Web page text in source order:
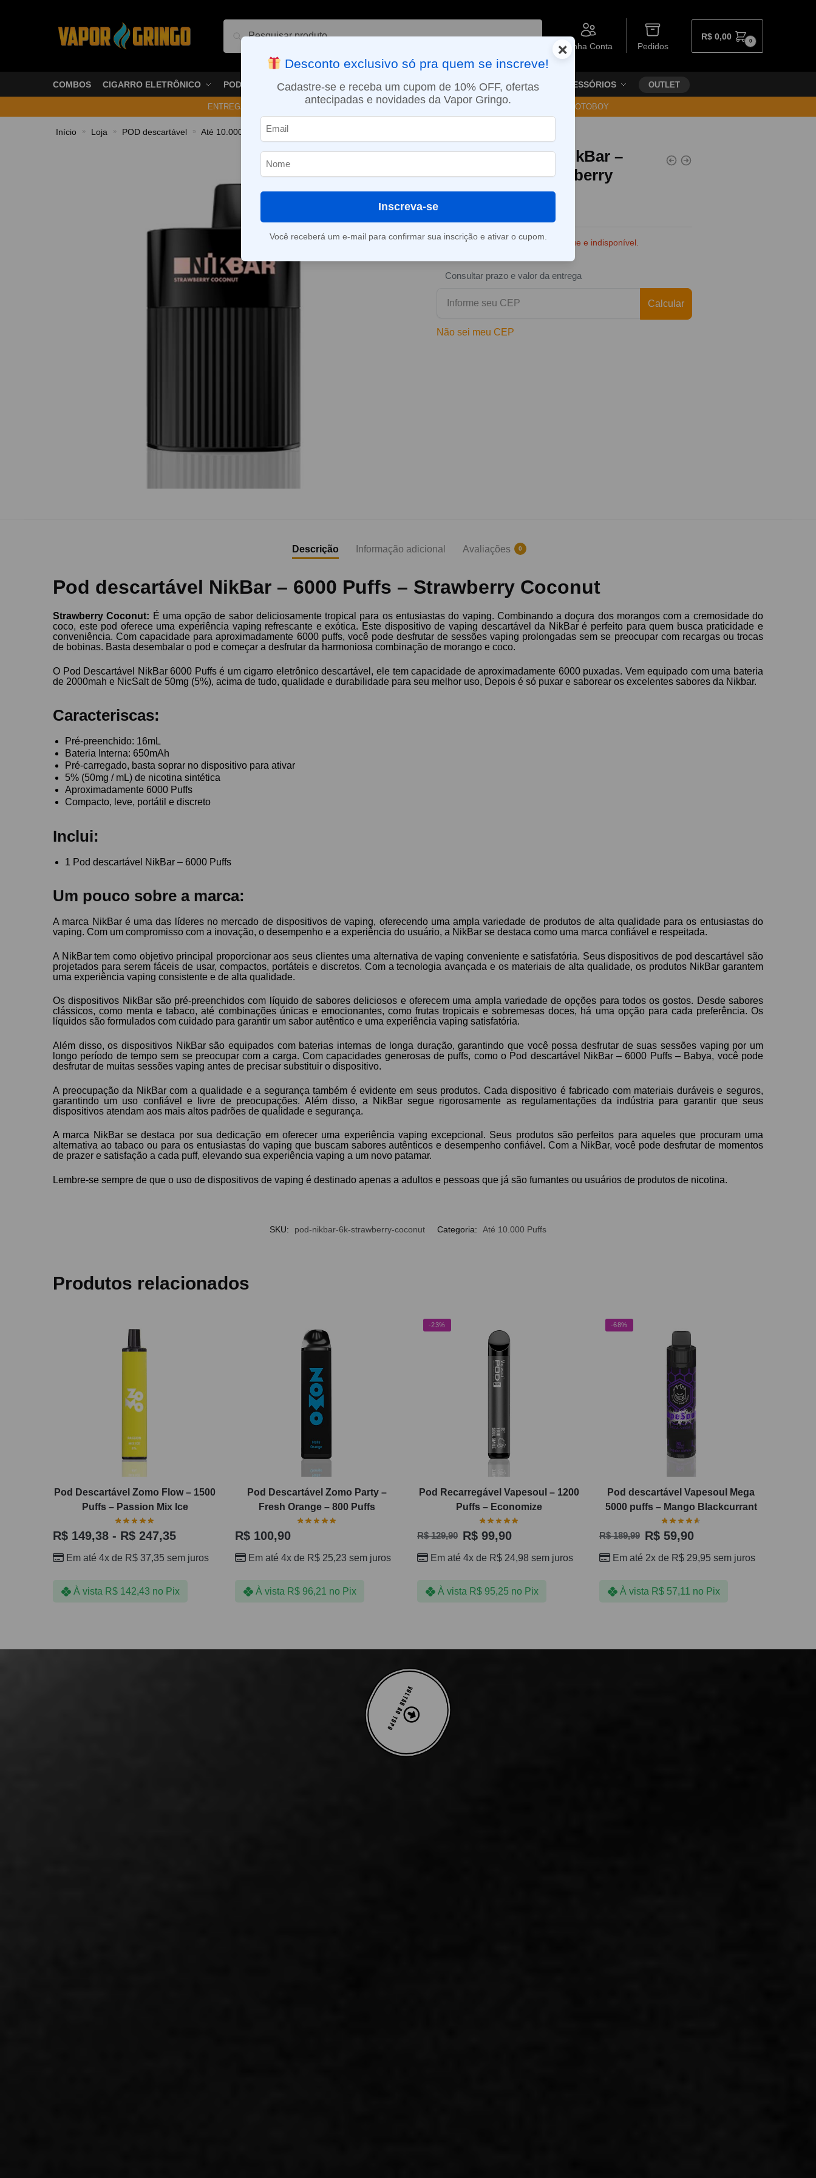
Pesquisar
Minha Conta Pedidos
R$ 0,00 0
COMBOS CIGARRO ELETRÔNICO PODS VAPORIZADOR DE ERVAS E-LIQUÍDOS NICOTINA ORAL ACESSÓRIOS OUTLET
ENTREGA NO MESMO DIA EM SÃO PAULO (SEG A SEX): PEDIDOS APROVADOS ATÉ 15:30 VIA MOTOBOY
Início » Loja » POD descartável » Até 10.000 Puffs » Pod descartável NikBar – 6000 Puffs – Strawberry Coconut
Pod descartável NikBar –
6000 Puffs – Strawberry
Coconut
Este produto está fora de estoque e indisponível.
Consultar prazo e valor da entrega
Calcular
Não sei meu CEP
Descrição Informação adicional Avaliações 0
Pod descartável NikBar – 6000 Puffs – Strawberry Coconut
StrawberryCoconut: É uma opção de sabor deliciosamente tropical para os entusiastas do vaping. Combinando a doçura dos morangos com a cremosidade do
coco, este pod oferece uma experiência vaping refrescante e exótica. Este dispositivo de vaping descartável da NikBar é perfeito para quem busca praticidade e
conveniência. Com capacidade para aproximadamente 6000 puffs, você pode desfrutar de sessões vaping prolongadas sem se preocupar com recargas ou trocas
de bobinas. Basta desembalar o pod e começar a desfrutar da harmoniosa combinação de morango e coco.
O Pod Descartável NikBar 6000 Puffs é um cigarro eletrônico descartável, ele tem capacidade de aproximadamente 6000 puxadas. Vem equipado com uma bateria
de 2000mah e NicSalt de 50mg (5%), acima de tudo, qualidade e durabilidade para seu melhor uso, Depois é só puxar e saborear os excelentes sabores da Nikbar.
Caracteriscas:
Pré-preenchido: 16mL
Bateria Interna: 650mAh
Pré-carregado, basta soprar no dispositivo para ativar
5% (50mg / mL) de nicotina sintética
Aproximadamente 6000 Puffs
Compacto, leve, portátil e discreto
Inclui:
1 Pod descartável NikBar – 6000 Puffs
Um pouco sobre a marca:
A marca NikBar é uma das líderes no mercado de dispositivos de vaping, oferecendo uma ampla variedade de produtos de alta qualidade para os entusiastas do
vaping. Com um compromisso com a inovação, o desempenho e a experiência do usuário, a NikBar se destaca como uma marca confiável e respeitada.
A NikBar tem como objetivo principal proporcionar aos seus clientes uma alternativa de vaping conveniente e satisfatória. Seus dispositivos de pod descartável são
projetados para serem fáceis de usar, compactos, portáteis e discretos. Com a tecnologia avançada e os materiais de alta qualidade, os produtos NikBar garantem
uma experiência vaping consistente e de alta qualidade.
Os dispositivos NikBar são pré-preenchidos com líquido de sabores deliciosos e oferecem uma ampla variedade de opções para todos os gostos. Desde sabores
clássicos, como menta e tabaco, até combinações únicas e emocionantes, como frutas tropicais e sobremesas doces, há uma opção para cada preferência. Os
líquidos são formulados com cuidado para garantir um sabor autêntico e uma experiência vaping satisfatória.
Além disso, os dispositivos NikBar são equipados com baterias internas de longa duração, garantindo que você possa desfrutar de suas sessões vaping por um
longo período de tempo sem se preocupar com a carga. Com capacidades generosas de puffs, como o Pod descartável NikBar – 6000 Puffs – Babya, você pode
desfrutar de muitas sessões vaping antes de precisar substituir o dispositivo.
A preocupação da NikBar com a qualidade e a segurança também é evidente em seus produtos. Cada dispositivo é fabricado com materiais duráveis e seguros,
garantindo um uso confiável e livre de preocupações. Além disso, a NikBar segue rigorosamente as regulamentações da indústria para garantir que seus
dispositivos atendam aos mais altos padrões de qualidade e segurança.
A marca NikBar se destaca por sua dedicação em oferecer uma experiência vaping excepcional. Seus produtos são perfeitos para aqueles que procuram uma
alternativa ao tabaco ou para os entusiastas do vaping que buscam sabores autênticos e desempenho confiável. Com a NikBar, você pode desfrutar de momentos
de prazer e satisfação a cada puff, elevando sua experiência vaping a um novo patamar.
Lembre-se sempre de que o uso de dispositivos de vaping é destinado apenas a adultos e pessoas que já são fumantes ou usuários de produtos de nicotina.
SKU: pod-nikbar-6k-strawberry-coconut Categoria: Até 10.000 Puffs
Produtos relacionados
Pod Descartável Zomo Flow – 1500
Puffs – Passion Mix Ice
R$ 149,38 - R$ 247,35
Em até 4x de R$ 37,35 sem juros
À vista R$142,43 no Pix
Pod Descartável Zomo Party –
Fresh Orange – 800 Puffs
R$ 100,90
Em até 4x de R$ 25,23 sem juros
À vista R$96,21 no Pix
-23%
Pod Recarregável Vapesoul – 1200
Puffs – Economize
R$129,90 R$99,90
Em até 4x de R$24,98 sem juros
À vista R$95,25 no Pix
-68%
Pod descartável Vapesoul Mega
5000 puffs – Mango Blackcurrant
R$189,99 R$59,90
Em até 2x de R$29,95 sem juros
À vista R$57,11 no Pix
VOLTAR AO TOPO
×
Desconto exclusivo só pra quem se inscreve!
Cadastre-se e receba um cupom de 10% OFF, ofertas
antecipadas e novidades da Vapor Gringo.
Inscreva-se
Você receberá um e-mail para confirmar sua inscrição e ativar o cupom.